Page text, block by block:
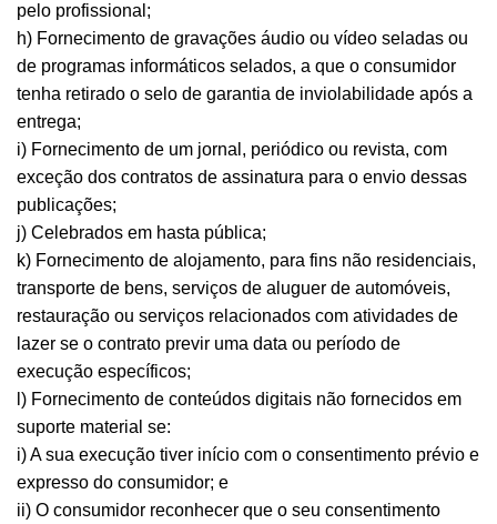
pelo profissional;
h) Fornecimento de gravações áudio ou vídeo seladas ou
de programas informáticos selados, a que o consumidor
tenha retirado o selo de garantia de inviolabilidade após a
entrega;
i) Fornecimento de um jornal, periódico ou revista, com
exceção dos contratos de assinatura para o envio dessas
publicações;
j) Celebrados em hasta pública;
k) Fornecimento de alojamento, para fins não residenciais,
transporte de bens, serviços de aluguer de automóveis,
restauração ou serviços relacionados com atividades de
lazer se o contrato previr uma data ou período de
execução específicos;
l) Fornecimento de conteúdos digitais não fornecidos em
suporte material se:
i) A sua execução tiver início com o consentimento prévio e
expresso do consumidor; e
ii) O consumidor reconhecer que o seu consentimento